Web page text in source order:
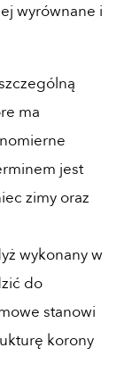
wyrównane i
ma
jest
zimy oraz
wykonany w
do
stanowi
korony